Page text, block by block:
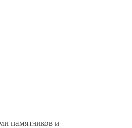
памятников и